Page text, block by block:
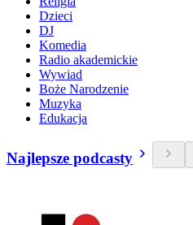
Dzieci
DJ
Komedia
Radio akademickie
Wywiad
Boże Narodzenie
Muzyka
Edukacja
Najlepsze podcasty